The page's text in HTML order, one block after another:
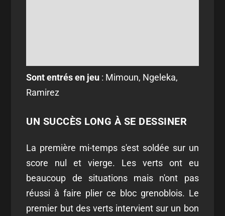
Sont entrés en jeu : Mimoun, Ngeleka,
Ramirez
UN SUCCÈS LONG À SE DESSINER
La première mi-temps s'est soldée sur un
score nul et vierge. Les verts ont eu
beaucoup de situations mais n'ont pas
réussi à faire plier ce bloc grenoblois. Le
premier but des verts intervient sur un bon